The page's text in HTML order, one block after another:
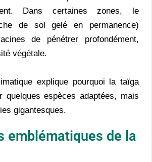
Dans certaines zones, le
de sol gelé en permanence)
de pénétrer profondément,
végétale.
explique pourquoi la taïga
quelques espèces adaptées, mais
gigantesques.
emblématiques de la